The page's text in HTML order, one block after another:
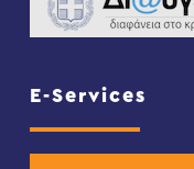
E-Services